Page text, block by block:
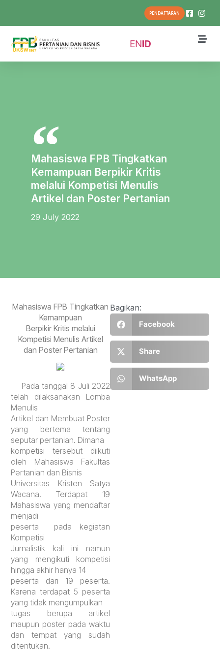
PENDAFTARAN
ENID
Mahasiswa FPB Tingkatkan
Kemampuan Berpikir Kritis
melalui Kompetisi Menulis
Artikel dan Poster Pertanian
29 July 2022
Mahasiswa FPB Tingkatkan
Kemampuan
Berpikir Kritis melalui
Kompetisi Menulis Artikel
dan Poster Pertanian
Pada tanggal 8 Juli 2022
telah dilaksanakan Lomba
Menulis
Artikel dan Membuat Poster
yang bertema tentang
seputar pertanian. Dimana
kompetisi tersebut diikuti
oleh Mahasiswa Fakultas
Pertanian dan Bisnis
Universitas Kristen Satya
Wacana. Terdapat 19
Mahasiswa yang mendaftar
menjadi
peserta pada kegiatan
Kompetisi
Jurnalistik kali ini namun
yang mengikuti kompetisi
hingga akhir hanya 14
peserta dari 19 peserta.
Karena terdapat 5 peserta
yang tidak mengumpulkan
tugas berupa artikel
maupun poster pada waktu
dan tempat yang sudah
ditentukan.
Bagikan:
Facebook
Share
WhatsApp